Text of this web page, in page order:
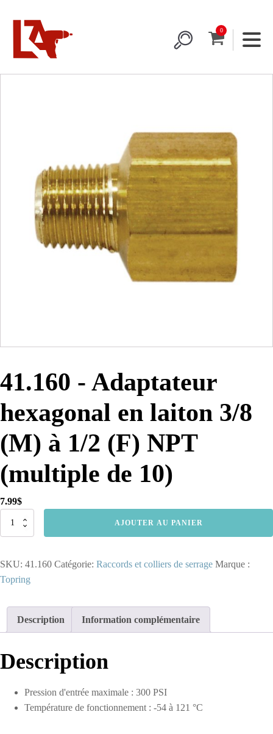
41.160 - Adaptateur
hexagonal en laiton 3/8
(M) à 1/2 (F) NPT
(multiple de 10)
7.99$
quantité
Adaptateur
hexagonal
à
(F)
NPT
AJOUTER AU PANIER
SKU: 41.160 Catégorie: Raccords et colliers de serrage Marque :
Topring
Description Information complémentaire
Description
Pression d'entrée maximale : 300 PSI
Température de fonctionnement : -54 à 121 °C